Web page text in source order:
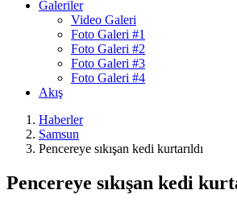
Galeriler
Video Galeri
Foto Galeri #1
Foto Galeri #2
Foto Galeri #3
Foto Galeri #4
Akış
Haberler
Samsun
Pencereye sıkışan kedi kurtarıldı
Pencereye sıkışan kedi